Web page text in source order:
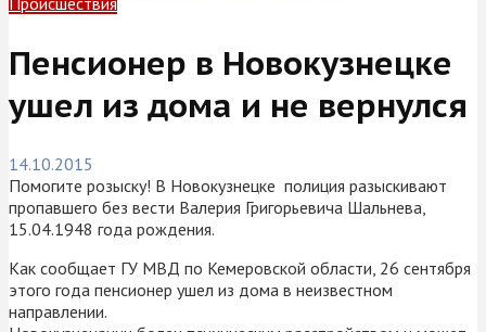
Пенсионер в Новокузнецке
ушел из дома и не вернулся
14.10.2015
Помогите розыску! В Новокузнецке полиция разыскивают
пропавшего без вести Валерия Григорьевича Шальнева,
15.04.1948 года рождения.
Как сообщает ГУ МВД по Кемеровской области, 26 сентября
этого года пенсионер ушел из дома в неизвестном
направлении.